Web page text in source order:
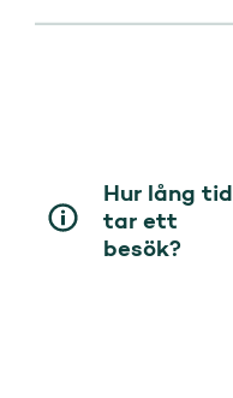
Hur lång tid
tar ett
besök?